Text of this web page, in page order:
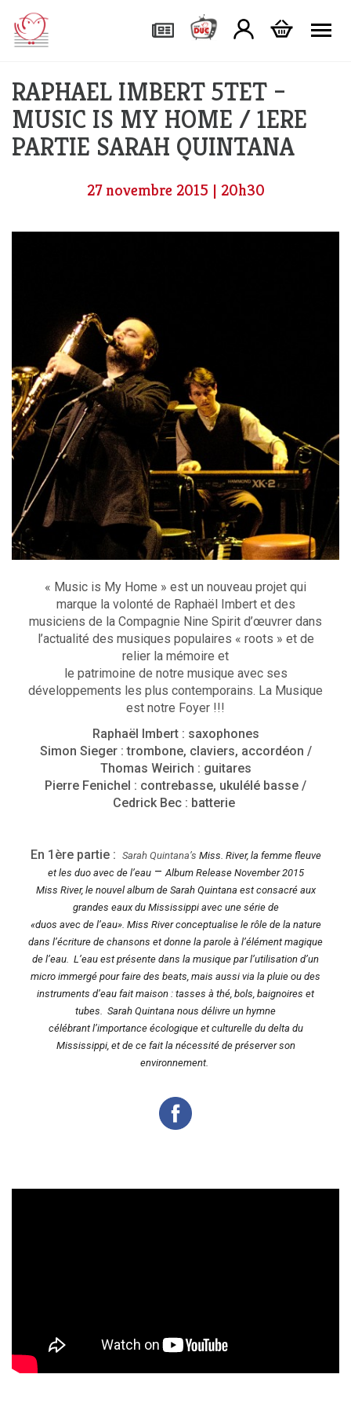
RAPHAEL IMBERT 5TET –
MUSIC IS MY HOME / 1ERE
PARTIE SARAH QUINTANA
27 novembre 2015 | 20h30
« Music is My Home » est un nouveau projet qui
marque la volonté de Raphaël Imbert et des
musiciens de la Compagnie Nine Spirit d’œuvrer dans
l’actualité des musiques populaires « roots » et de
relier la mémoire et
le patrimoine de notre musique avec ses
développements les plus contemporains. La Musique
est notre Foyer !!!
Raphaël Imbert : saxophones
Simon Sieger : trombone, claviers, accordéon /
Thomas Weirich : guitares
Pierre Fenichel : contrebasse, ukulélé basse /
Cedrick Bec : batterie
En 1ère partie : Sarah Quintana’s Miss. River, la femme fleuve
et les duo avec de l’eau–Album Release November 2015
Miss River, le nouvel album de Sarah Quintana est consacré aux
grandes eaux du Mississippi avec une série de
«duos avec de l’eau». Miss River conceptualise le rôle de la nature
dans l’écriture de chansons et donne la parole à l’élément magique
de l’eau. L’eau est présente dans la musique par l’utilisation d’un
micro immergé pour faire des beats, mais aussi via la pluie ou des
instruments d’eau fait maison : tasses à thé, bols, baignoires et
tubes. Sarah Quintana nous délivre un hymne
célébrant l’importance écologique et culturelle du delta du
Mississippi, et de ce fait la nécessité de préserver son
environnement.